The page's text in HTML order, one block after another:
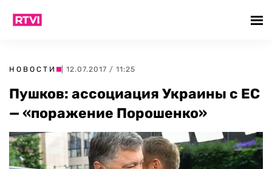
НОВОСТИ | 12.07.2017 / 11:25
Пушков: ассоциация Украины с ЕС
— «поражение Порошенко»